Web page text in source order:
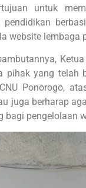
untuk
pendidikan
website
pihak yang telah
Ponorogo,
juga berharap
pengelolaan